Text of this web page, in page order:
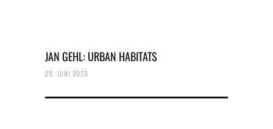
JAN GEHL: URBAN HABITATS
29. JUNI 2023